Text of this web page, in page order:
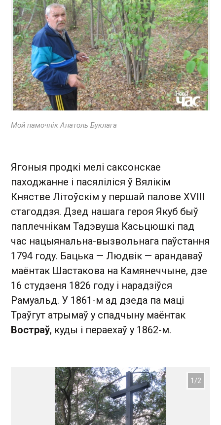
Мой памочнік Анатоль Буклага
Ягоныя продкі мелі саксонскае
паходжанне і пасяліліся ў Вялікім
Княстве Літоўскім у першай палове XVIII
стагоддзя. Дзед нашага героя Якуб быў
паплечнікам Тадэвуша Касьцюшкі пад
час нацыянальна-вызвольнага паўстання
1794 году. Бацька — Людвік — арандаваў
маёнтак Шастакова на Камянеччыне, дзе
16 студзеня 1826 году і нарадзіўся
Рамуальд. У 1861-м ад дзеда па маці
Траўгут атрымаў у спадчыну маёнтак
Востраў, куды і пераехаў у 1862-м.